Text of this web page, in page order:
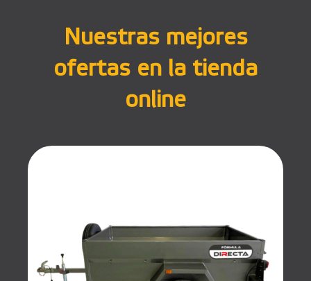
Nuestras mejores
ofertas en la tienda
online